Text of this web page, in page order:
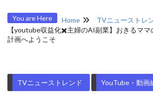
You are Here Home
TVニューストレ
【youtube収益化✖️主婦のAI副業】おきるママ
計画へようこそ
TVニューストレンド YouTube・動画